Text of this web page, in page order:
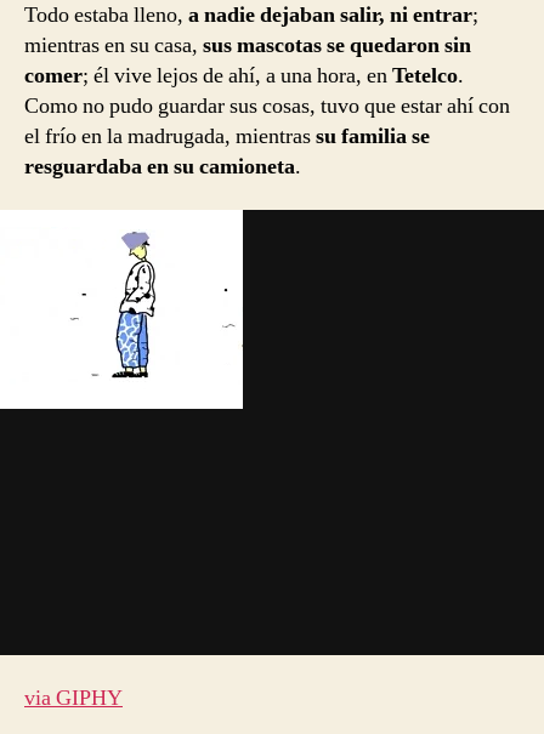
Todo estaba lleno, a nadie dejaban salir, ni entrar;
mientras en su casa, sus mascotas se quedaron sin
comer; él vive lejos de ahí, a una hora, enTetelco.
Como no pudo guardar sus cosas, tuvo que estar ahí con
el frío en la madrugada, mientrassu familia se
resguardaba en su camioneta.
via GIPHY